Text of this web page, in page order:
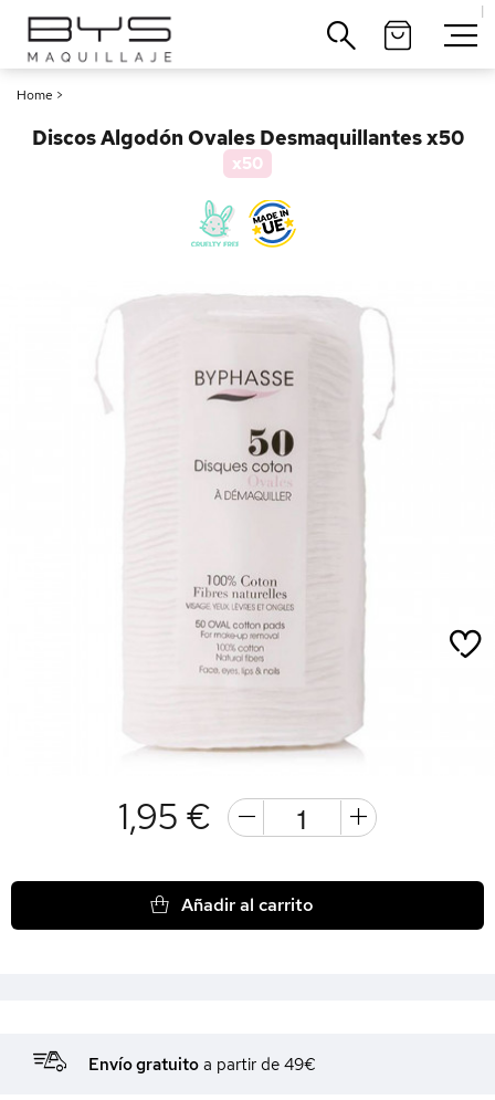
|
Home >
Discos Algodón Ovales Desmaquillantes x50
x50
1,95 €
Añadir al carrito
Envío gratuito a partir de 49€
Cerrar